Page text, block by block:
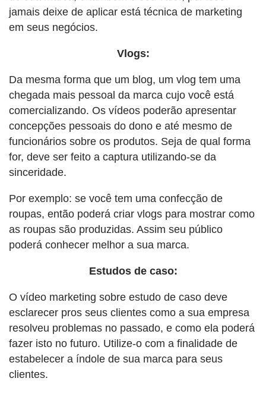
jamais deixe de aplicar está técnica de marketing
em seus negócios.
Vlogs:
Da mesma forma que um blog, um vlog tem uma
chegada mais pessoal da marca cujo você está
comercializando. Os vídeos poderão apresentar
concepções pessoais do dono e até mesmo de
funcionários sobre os produtos. Seja de qual forma
for, deve ser feito a captura utilizando-se da
sinceridade.
Por exemplo: se você tem uma confecção de
roupas, então poderá criar vlogs para mostrar como
as roupas são produzidas. Assim seu público
poderá conhecer melhor a sua marca.
Estudos de caso:
O vídeo marketing sobre estudo de caso deve
esclarecer pros seus clientes como a sua empresa
resolveu problemas no passado, e como ela poderá
fazer isto no futuro. Utilize-o com a finalidade de
estabelecer a índole de sua marca para seus
clientes.